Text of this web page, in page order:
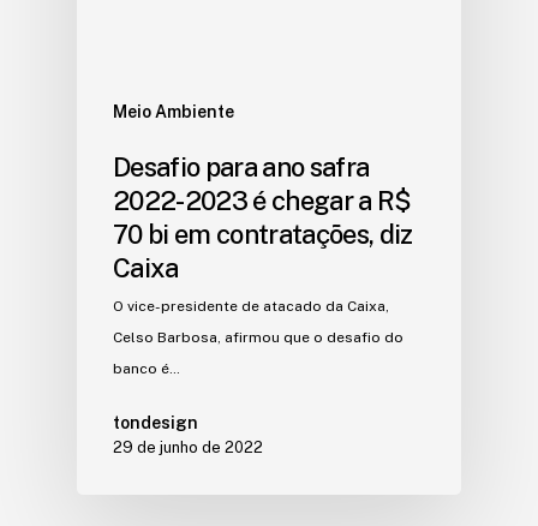
Meio Ambiente
Desafio para ano safra
2022-2023 é chegar a R$
70 bi em contratações, diz
Caixa
O vice-presidente de atacado da Caixa,
Celso Barbosa, afirmou que o desafio do
banco é…
tondesign
29 de junho de 2022